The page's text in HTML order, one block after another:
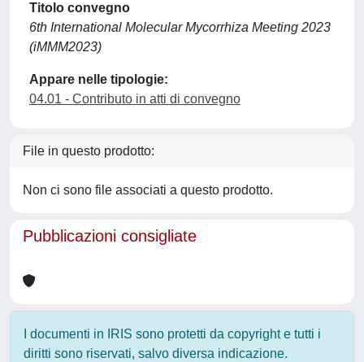
Titolo convegno
6th International Molecular Mycorrhiza Meeting 2023
(iMMM2023)
Appare nelle tipologie:
04.01 - Contributo in atti di convegno
File in questo prodotto:
Non ci sono file associati a questo prodotto.
Pubblicazioni consigliate
I documenti in IRIS sono protetti da copyright e tutti i
diritti sono riservati, salvo diversa indicazione.